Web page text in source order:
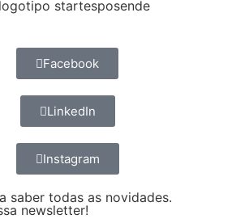
Facebook
LinkedIn
Instagram
saber todas as novidades.
newsletter!